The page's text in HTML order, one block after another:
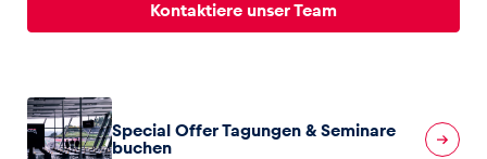
Fahrzeug
Kontaktiere unser Team
Special Offer Tagungen & Seminare
buchen